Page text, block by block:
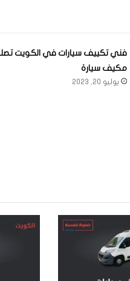
فني تكييف سيارات في الكويت
مكيف سيارة
يوليو 20, 2023